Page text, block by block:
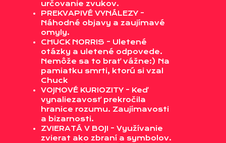
určovanie zvukov.
PREKVAPIVÉ VYNÁLEZY -
Náhodné objavy a zaujímavé
omyly.
CHUCK NORRIS - Uletené
otázky a uletené odpovede.
Nemôže sa to brať vážne:) Na
pamiatku smrti, ktorú si vzal
Chuck
VOJNOVÉ KURIOZITY - Keď
vynaliezavosť prekročila
hranice rozumu. Zaujímavosti
a bizarnosti.
ZVIERATÁ V BOJI - Využívanie
zvierat ako zbraní a symbolov.